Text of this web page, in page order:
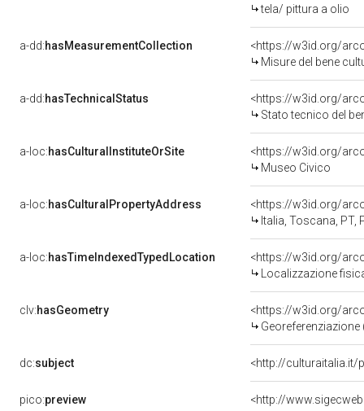
tela/ pittura a olio
a-dd:hasMeasurementCollection
<https://w3id.org/
Misure del bene
a-dd:hasTechnicalStatus
<https://w3id.org/
Stato tecnico del
a-loc:hasCulturalInstituteOrSite
<https://w3id.org/
Museo Civico
a-loc:hasCulturalPropertyAddress
<https://w3id.org/
Italia, Toscana, PT,
a-loc:hasTimeIndexedTypedLocation
<https://w3id.org/
Localizzazione
clv:hasGeometry
<https://w3id.org/
dc:subject <http://culturaitalia.it/
pico:preview <http://